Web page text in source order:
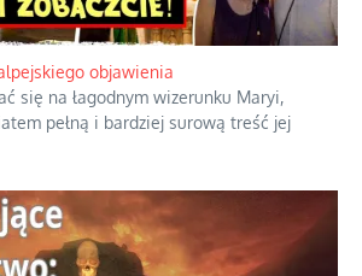
teologicznych podróbek
z ominięciem duchowych skrótów.